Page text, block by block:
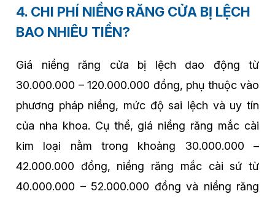
4. CHI PHÍ NIỀNG RĂNG CỬA BỊ LỆCH
BAO NHIÊU TIỀN?
Giá niềng răng cửa bị lệch dao động từ
30.000.000 – 120.000.000 đồng, phụ thuộc vào
phương pháp niềng, mức độ sai lệch và uy tín
của nha khoa. Cụ thể, giá niềng răng mắc cài
kim loại nằm trong khoảng 30.000.000 –
42.000.000 đồng, niềng răng mắc cài sứ từ
40.000.000 – 52.000.000 đồng và niềng răng